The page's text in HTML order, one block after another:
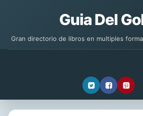
Guia Del
Gran directorio de libros en multiples